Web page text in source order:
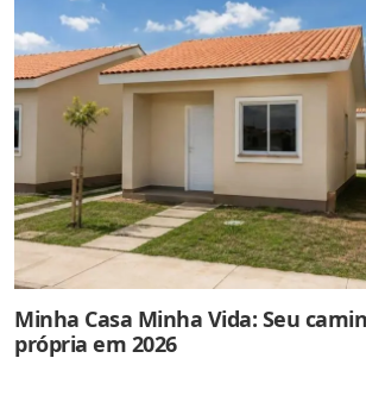
Minha Casa Minha Vida: Seu
própria em 2026